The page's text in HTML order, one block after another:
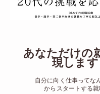
あなただけの
現しま
自分に向く仕事ってな
からスタートする